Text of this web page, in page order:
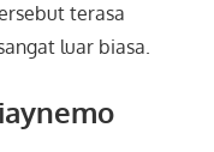
terasa
luar biasa.